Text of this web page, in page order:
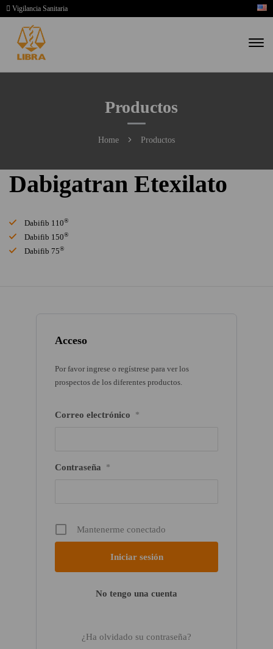
Vigilancia Sanitaria
Productos
Home Productos
Acceso
Por favor ingrese o regístrese para ver los
prospectos de los diferentes productos.
Correo electrónico *
Contraseña *
Mantenerme conectado
No tengo una cuenta
¿Ha olvidado su contraseña?
Dabigatran Etexilato
Dabifib 110®
Dabifib 150®
Dabifib 75®